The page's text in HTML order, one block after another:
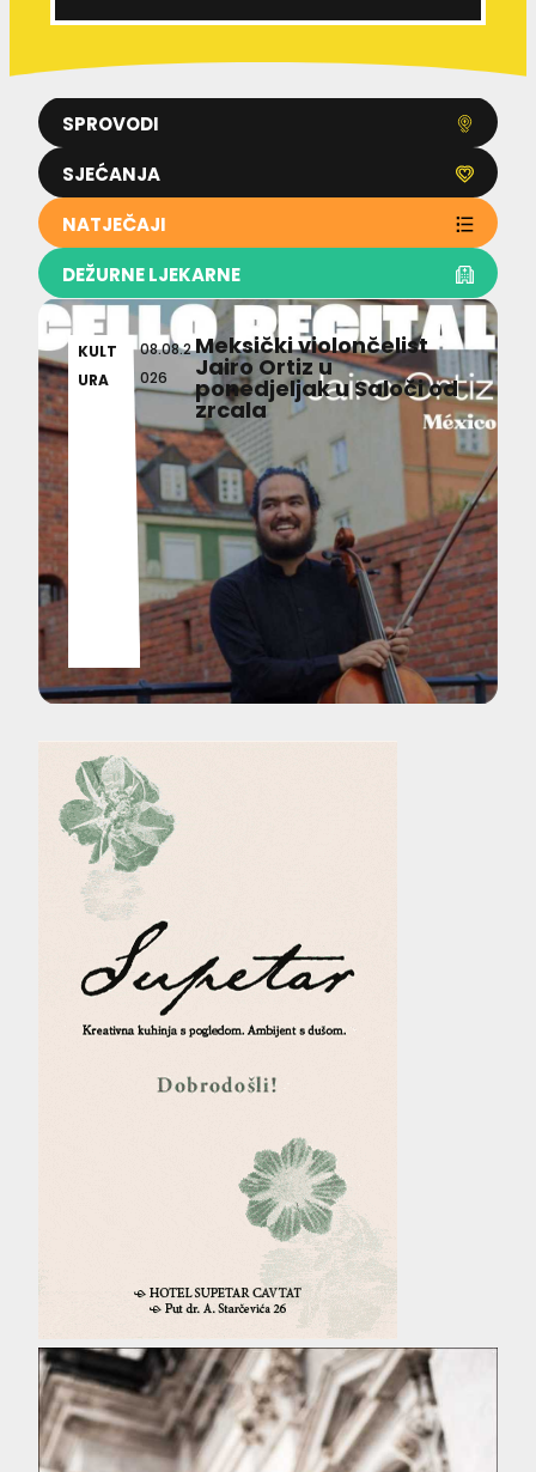
SPROVODI
SJEĆANJA
NATJEČAJI
DEŽURNE LJEKARNE
KULT
URA
08.08.2
026
Meksički violončelist
Jairo Ortiz u
ponedjeljak u Saloči od
zrcala